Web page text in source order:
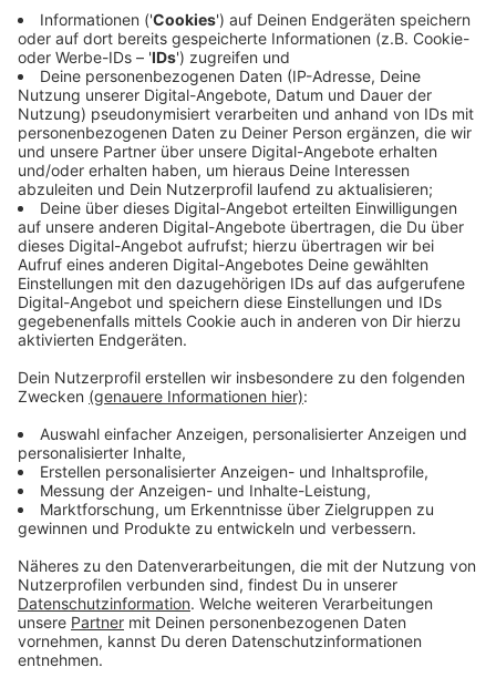
"Und zwar sehr kurzfristig. Bereits heute (19.06)
wird die Großtestung starten: vormittags bei zwei
Unternehmen in Bocholt, nachmittags bei zwei in
Schöppingen. Am Montag(22.06) stehen dann
zwei Betriebe in Alstätte und einer in Legden auf
dem Programm. Wir wollen schnellstmöglich
Klarheit haben, denn der Gesundheitsschutz der
Bevölkerung hat absoluten Vorrang."
Der DRK-Kreisverband unter bewährter Einsatzleitung
von Jürgen Rave werde die Testungen durchführen.
Testsets in erforderlicher Größenordnung seien
bereits geordert.
Labor-Ergebnisse und werden dann erforderlichenfalls
selbstverständlich sofort wieder Quarantäne-
Maßnahmen anordnen", macht der Landrat deutlich.
Ausdrücklich dankt er allen beteiligten Akteuren –
sowie dem Team des Kreisgesundheitsamtes – dafür,
dass sie in enger Kooperation so rasch die
Großtestung möglich ermöglichen.